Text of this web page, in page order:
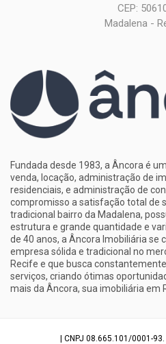
CEP:
Madalena -
Fundada desde 1983, a Âncora é
venda, locação, administração de
residenciais, e administração de
compromisso a satisfação total de
tradicional bairro da Madalena,
estrutura e grande quantidade e
de 40 anos, a Âncora Imobiliária se
empresa sólida e tradicional no
Recife e que busca
serviços, criando ótimas
mais da Âncora, sua imobiliária em
| CNPJ 08.665.101/0001-